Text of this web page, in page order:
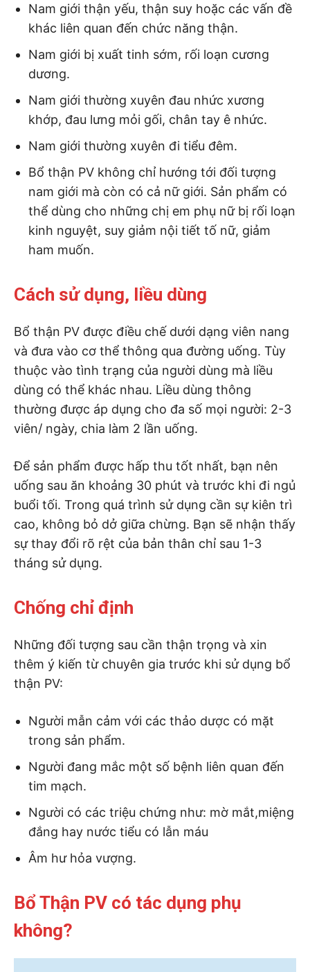
Nam giới thận yếu, thận suy hoặc các vấn đề
khác liên quan đến chức năng thận.
Nam giới bị xuất tinh sớm, rối loạn cương
dương.
Nam giới thường xuyên đau nhức xương
khớp, đau lưng mỏi gối, chân tay ê nhức.
Nam giới thường xuyên đi tiểu đêm.
Bổ thận PV không chỉ hướng tới đối tượng
nam giới mà còn có cả nữ giới. Sản phẩm có
thể dùng cho những chị em phụ nữ bị rối loạn
kinh nguyệt, suy giảm nội tiết tố nữ, giảm
ham muốn.
Cách sử dụng, liều dùng
Bổ thận PV được điều chế dưới dạng viên nang
và đưa vào cơ thể thông qua đường uống. Tùy
thuộc vào tình trạng của người dùng mà liều
dùng có thể khác nhau. Liều dùng thông
thường được áp dụng cho đa số mọi người: 2-3
viên/ ngày, chia làm 2 lần uống.
Để sản phẩm được hấp thu tốt nhất, bạn nên
uống sau ăn khoảng 30 phút và trước khi đi ngủ
buổi tối. Trong quá trình sử dụng cần sự kiên trì
cao, không bỏ dở giữa chừng. Bạn sẽ nhận thấy
sự thay đổi rõ rệt của bản thân chỉ sau 1-3
tháng sử dụng.
Chống chỉ định
Những đối tượng sau cần thận trọng và xin
thêm ý kiến từ chuyên gia trước khi sử dụng bổ
thận PV:
Người mẫn cảm với các thảo dược có mặt
trong sản phẩm.
Người đang mắc một số bệnh liên quan đến
tim mạch.
Người có các triệu chứng như: mờ mắt,miệng
đắng hay nước tiểu có lẫn máu
Âm hư hỏa vượng.
Bổ Thận PV có tác dụng phụ
không?